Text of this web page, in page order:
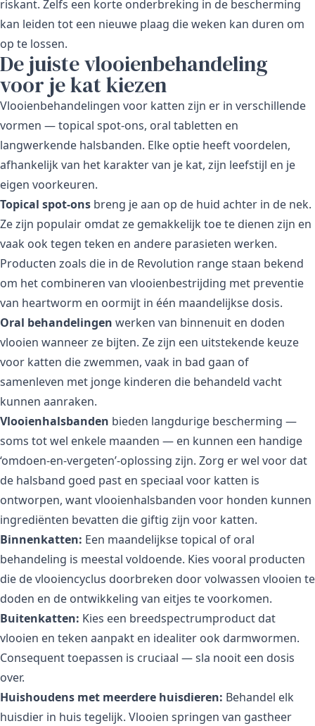
riskant. Zelfs een korte onderbreking in de bescherming
kan leiden tot een nieuwe plaag die weken kan duren om
op te lossen.
De juiste vlooienbehandeling
voor je kat kiezen
Vlooienbehandelingen voor katten zijn er in verschillende
vormen — topical spot-ons, oral tabletten en
langwerkende halsbanden. Elke optie heeft voordelen,
afhankelijk van het karakter van je kat, zijn leefstijl en je
eigen voorkeuren.
Topical spot-ons breng je aan op de huid achter in de nek.
Ze zijn populair omdat ze gemakkelijk toe te dienen zijn en
vaak ook tegen teken en andere parasieten werken.
Producten zoals die in de Revolution rangestaan bekend
om het combineren van vlooienbestrijding met preventie
van heartworm en oormijt in één maandelijkse dosis.
Oral behandelingen werken van binnenuit en doden
vlooien wanneer ze bijten. Ze zijn een uitstekende keuze
voor katten die zwemmen, vaak in bad gaan of
samenleven met jonge kinderen die behandeld vacht
kunnen aanraken.
Vlooienhalsbanden bieden langdurige bescherming —
soms tot wel enkele maanden — en kunnen een handige
‘omdoen-en-vergeten’-oplossing zijn. Zorg er wel voor dat
de halsband goed past en speciaal voor katten is
ontworpen, want vlooienhalsbanden voor honden kunnen
ingrediënten bevatten die giftig zijn voor katten.
Binnenkatten: Een maandelijkse topical of oral
behandeling is meestal voldoende. Kies vooral producten
die de vlooiencyclus doorbreken door volwassen vlooien te
doden en de ontwikkeling van eitjes te voorkomen.
Buitenkatten: Kies een breedspectrumproduct dat
vlooien en teken aanpakt en idealiter ook darmwormen.
Consequent toepassen is cruciaal — sla nooit een dosis
over.
Huishoudens met meerdere huisdieren: Behandel elk
huisdier in huis tegelijk. Vlooien springen van gastheer